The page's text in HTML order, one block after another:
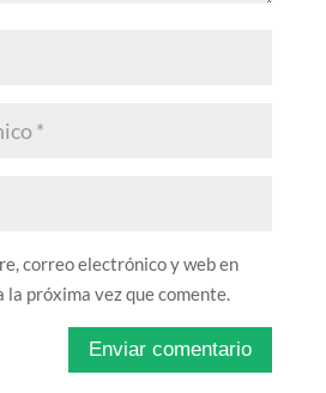
correo electrónico y web en
la próxima vez que comente.